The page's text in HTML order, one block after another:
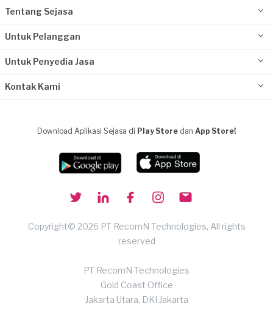
Tentang Sejasa
Untuk Pelanggan
Untuk Penyedia Jasa
Kontak Kami
Download Aplikasi Sejasa di Play Store dan App Store!
Copyright© 2026 PT RecomN Technologies, All rights
reserved
PT RecomN Technologies
Gold Coast Office
Jakarta Utara, DKI Jakarta